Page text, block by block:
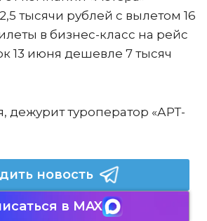
тысячи рублей с вылетом 16
в бизнес-класс на рейс
13 июня дешевле 7 тысяч
дежурит туроператор «АРТ-
новость
в MAX